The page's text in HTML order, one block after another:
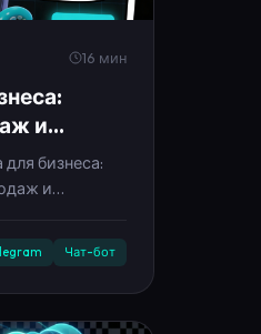
16 мин
и
бизнеса:
и
Чат-бот